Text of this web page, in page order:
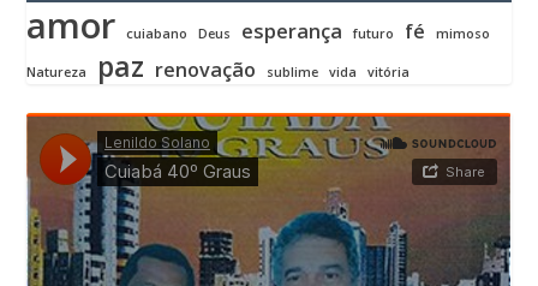
amor cuiabano Deus esperança futuro fé mimoso
Natureza paz renovação sublime vida vitória